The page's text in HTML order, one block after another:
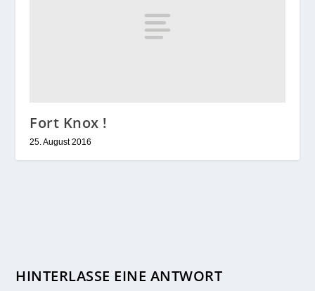
Fort Knox !
25. August 2016
HINTERLASSE EINE ANTWORT